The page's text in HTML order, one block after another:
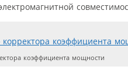
коэффициента мощности